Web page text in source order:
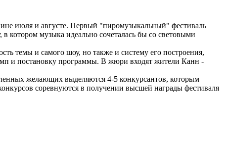
июля и августе. Первый "пиромузыкальный" фестиваль
в котором музыка идеально сочеталась бы со световыми
темы и самого шоу, но также и систему его построения,
и постановку программы. В жюри входят жители Канн -
желающих выделяются 4-5 конкурсантов, которым
соревнуются в получении высшей награды фестиваля